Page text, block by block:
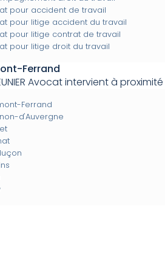
pour accident de travail
pour litige accident du travail
pour litige contrat de travail
pour litige droit du travail
Ferrand
Avocat intervient à
Ferrand
d'Auvergne